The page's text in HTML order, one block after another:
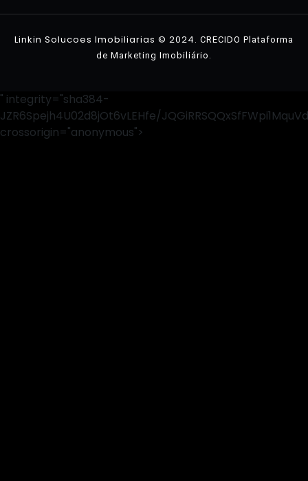
Linkin Solucoes Imobiliarias © 2024. CRECIDO Plataforma
de Marketing Imobiliário .
" integrity="sha384-
JZR6Spejh4U02d8jOt6vLEHfe/
crossorigin="anonymous">